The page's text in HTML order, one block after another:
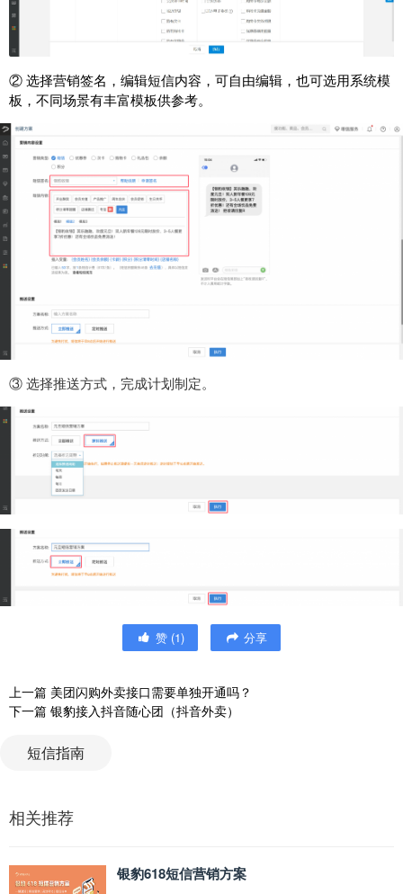
② 选择营销签名，编辑短信内容，可自由编辑，也可选用系统模
板，不同场景有丰富模板供参考。
③ 选择推送方式，完成计划制定。
赞 (1) 分享
上一篇 美团闪购外卖接口需要单独开通吗？
下一篇 银豹接入抖音随心团（抖音外卖）
短信指南
相关推荐
银豹618短信营销方案